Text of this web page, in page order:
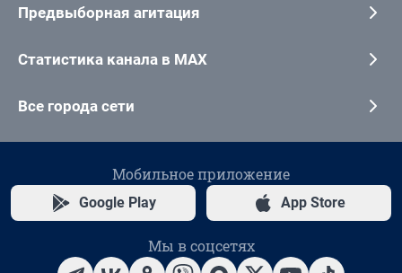
Предвыборная агитация
Статистика канала в MAX
Все города сети
Мобильное приложение
Google Play App Store
Мы в соцсетях